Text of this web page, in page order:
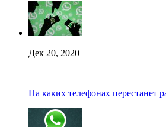
Дек 20, 2020
На каких телефонах перестанет